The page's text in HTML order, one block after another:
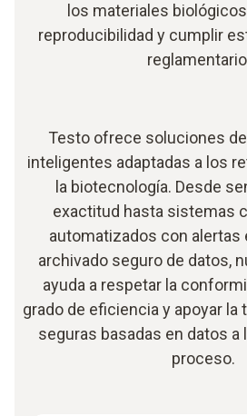
los materiales
reproducibilidad y cumplir
Testo ofrece soluciones
inteligentes adaptadas a los
la biotecnología. Desde
exactitud hasta sistemas
automatizados con alertas
archivado seguro de datos,
ayuda a respetar la
grado de eficiencia y apoyar
seguras basadas en datos a
proceso.